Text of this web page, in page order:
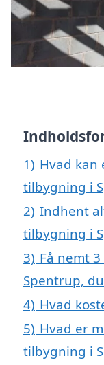
1) Hvad kan
tilbygning i
2) Indhent
tilbygning i
3) Få nemt
Spentrup,
4) Hvad
5) Hvad er
tilbygning i